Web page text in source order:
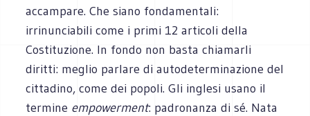
accampare. Che siano fondamentali:
irrinunciabili come i primi 12 articoli della
Costituzione. In fondo non basta chiamarli
diritti: meglio parlare di autodeterminazione del
cittadino, come dei popoli. Gli inglesi usano il
termine empowerment: padronanza di sé. Nata